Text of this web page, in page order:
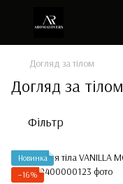
Догляд за тілом
Догляд за тілом
Фільтр
Новинка
−16%